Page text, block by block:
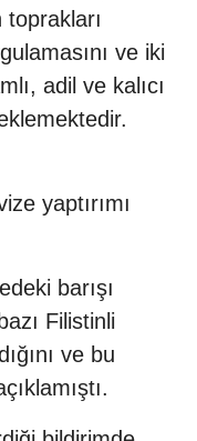
ve iki
adil ve kalıcı
yaptırımı
barışı
Filistinli
ve bu